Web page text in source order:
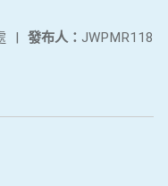
發布人： JWPMR118
|